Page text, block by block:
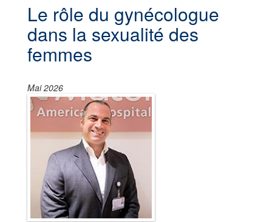
Le rôle du gynécologue
dans la sexualité des
femmes
Mai 2026